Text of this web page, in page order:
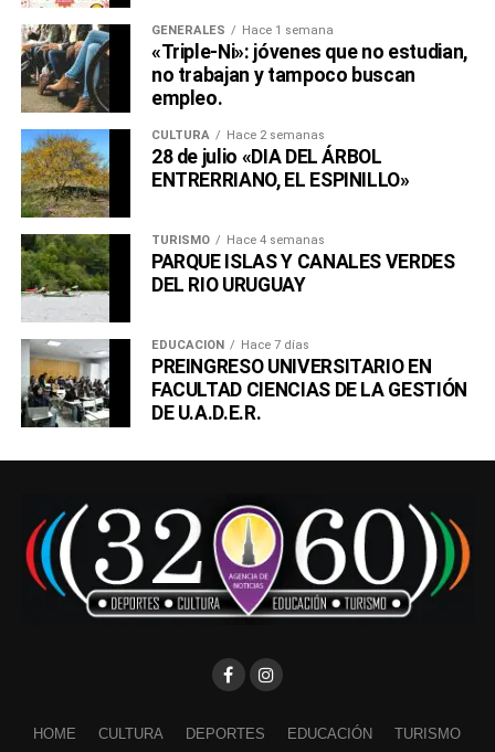
GENERALES Hace 1 semana
«Triple-Ni»: jóvenes que no estudian,
no trabajan y tampoco buscan
empleo.
CULTURA Hace 2 semanas
28 de julio «DIA DEL ÁRBOL
ENTRERRIANO, EL ESPINILLO»
TURISMO Hace 4 semanas
PARQUE ISLAS Y CANALES VERDES
DEL RIO URUGUAY
EDUCACIÓN Hace 7 días
PREINGRESO UNIVERSITARIO EN
FACULTAD CIENCIAS DE LA GESTIÓN
DE U.A.D.E.R.
HOME CULTURA DEPORTES EDUCACIÓN TURISMO